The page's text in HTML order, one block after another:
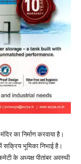
का निर्माण करवाया है।
सक्रिय भूमिका निभाई है।
के अध्यक्ष पीतांबर अवस्थी